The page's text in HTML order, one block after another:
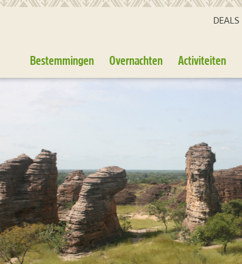
DEALS
Bestemmingen Overnachten Activiteiten